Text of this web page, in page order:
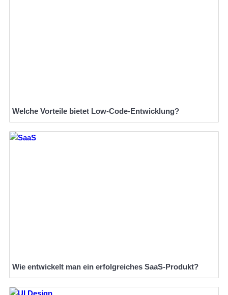
Welche Vorteile bietet Low-Code-Entwicklung?
Wie entwickelt man ein erfolgreiches SaaS-Produkt?